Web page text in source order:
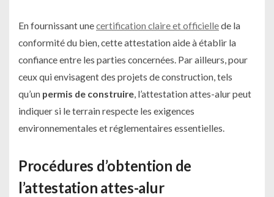
En fournissant unecertification claire et officiellede la
conformité du bien, cette attestation aide à établir la
confiance entre les parties concernées. Par ailleurs, pour
ceux qui envisagent des projets de construction, tels
qu’un permis de construire, l’attestation attes-alur peut
indiquer si le terrain respecte les exigences
environnementales et réglementaires essentielles.
Procédures d’obtention de
l’attestation attes-alur